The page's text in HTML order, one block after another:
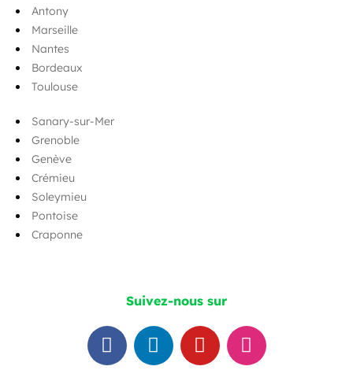
Antony
Marseille
Nantes
Bordeaux
Toulouse
Sanary-sur-Mer
Grenoble
Genève
Crémieu
Soleymieu
Pontoise
Craponne
Suivez-nous sur